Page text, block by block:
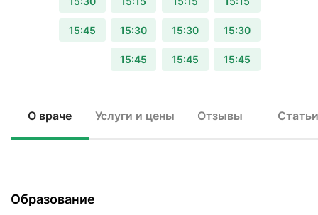
15:45 15:30
15:45
15:30
15:45
15:30
15:45
О враче Услуги и цены Отзывы Статьи
Образование